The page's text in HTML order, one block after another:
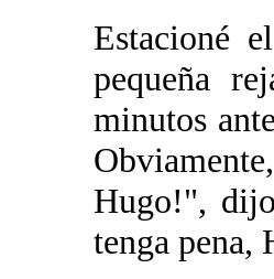
Estacioné
pequeña
minutos
Hugo!",
tenga pena,